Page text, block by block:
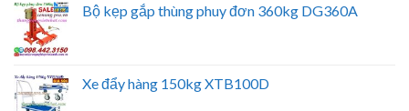
Bộ kẹp gắp thùng phuy đơn 360kg DG360A
Xe đẩy hàng 150kg XTB100D